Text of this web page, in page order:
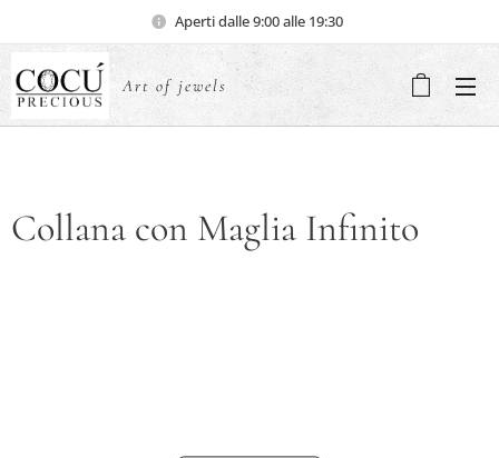
Aperti dalle 9:00 alle 19:30
Art of jewels
Collana con Maglia Infinito